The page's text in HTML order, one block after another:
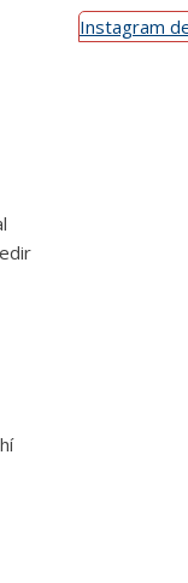
Instagram